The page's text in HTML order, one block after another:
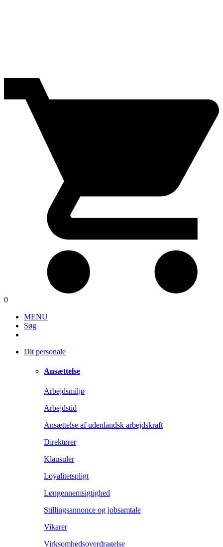
0
MENU
Søg
Dit personale
Ansættelse
Arbejdsmiljø
Arbejdstid
Ansættelse af udenlandsk arbejdskraft
Direktører
Klausuler
Loyalitetspligt
Løngennemsigtighed
Stillingsannonce og jobsamtale
Vikarer
Virksomhedsoverdragelse